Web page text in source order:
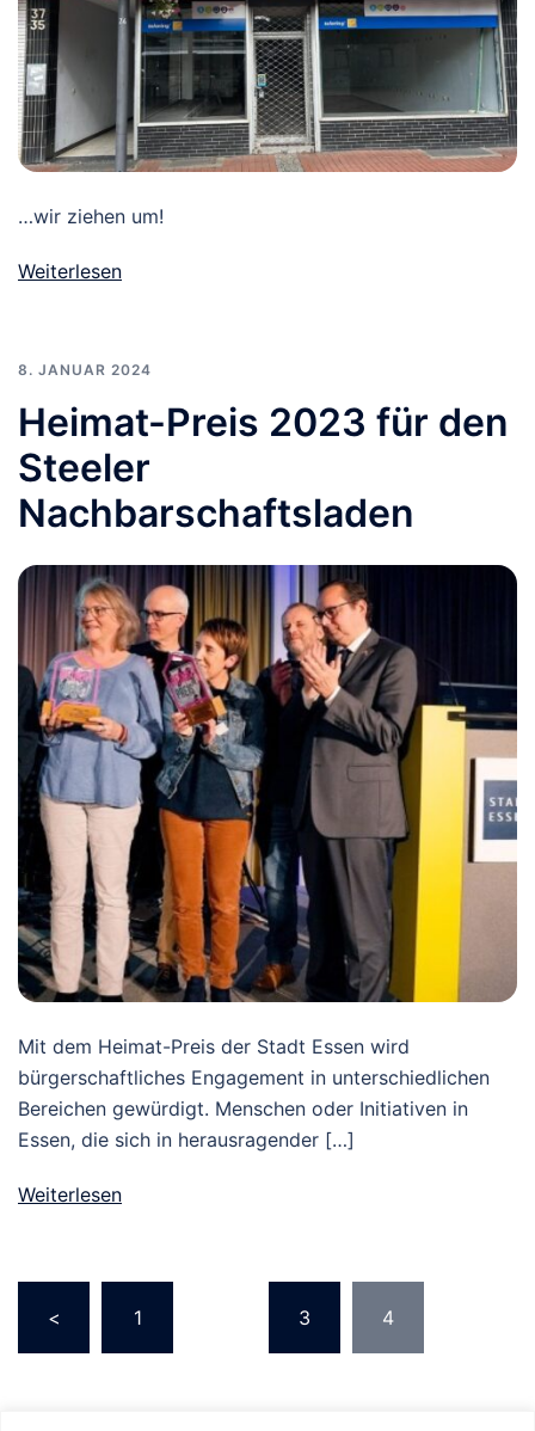
…wir ziehen um!
Weiterlesen
8. JANUAR 2024
Heimat-Preis 2023 für den
Steeler
Nachbarschaftsladen
Mit dem Heimat-Preis der Stadt Essen wird
bürgerschaftliches Engagement in unterschiedlichen
Bereichen gewürdigt. Menschen oder Initiativen in
Essen, die sich in herausragender […]
Weiterlesen
der
Beiträge
< 1 3 4